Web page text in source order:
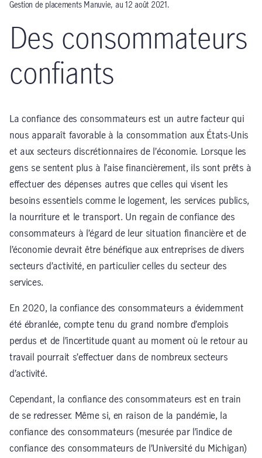
Gestion de placements Manuvie, au 12 août 2021.
Des consommateurs
confiants
La confiance des consommateurs est un autre facteur qui
nous apparaît favorable à la consommation aux États-Unis
et aux secteurs discrétionnaires de l’économie. Lorsque les
gens se sentent plus à l’aise financièrement, ils sont prêts à
effectuer des dépenses autres que celles qui visent les
besoins essentiels comme le logement, les services publics,
la nourriture et le transport. Un regain de confiance des
consommateurs à l’égard de leur situation financière et de
l’économie devrait être bénéfique aux entreprises de divers
secteurs d’activité, en particulier celles du secteur des
services.
En 2020, la confiance des consommateurs a évidemment
été ébranlée, compte tenu du grand nombre d’emplois
perdus et de l’incertitude quant au moment où le retour au
travail pourrait s’effectuer dans de nombreux secteurs
d’activité.
Cependant, la confiance des consommateurs est en train
de se redresser. Même si, en raison de la pandémie, la
confiance des consommateurs (mesurée par l’indice de
confiance des consommateurs de l’Université du Michigan)